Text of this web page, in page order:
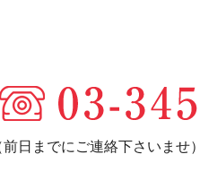
日までにご連絡下さいませ）